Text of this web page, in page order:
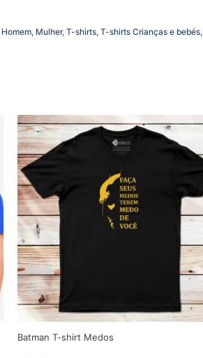
Homem, Mulher, T-shirts, T-shirts Crianças e bebés,
Batman T-shirt Medos